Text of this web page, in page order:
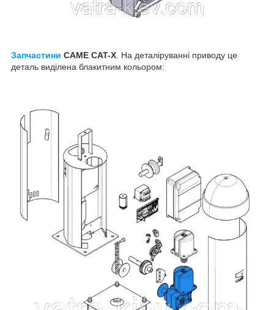
Запчастини CAME CAT-X . На деталіруванні приводу це
деталь виділена блакитним кольором: